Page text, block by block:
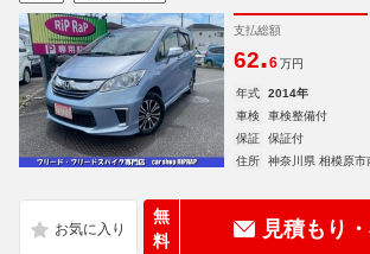
支払総額
62.6 万円
年式 2014年
車検
車検整備付
保証
保証付
住所
神奈川県 相模原市
無
料
見積もり